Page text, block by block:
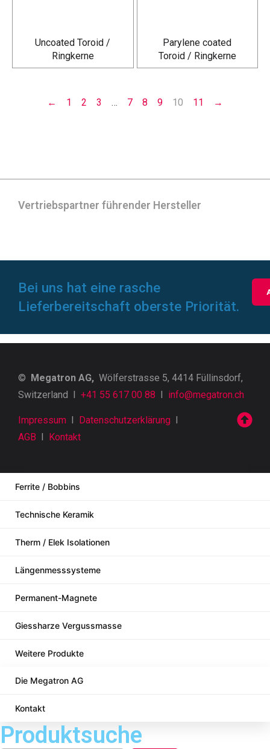
Uncoated Toroid /
Ringkerne
Parylene coated
Toroid / Ringkerne
← 1 2 3 … 7 8 9 10 11 →
Vertriebspartner führender Hersteller
Bei uns hat eine rasche
Lieferbereitschaft oberste Priorität.
© Megatron AG, Wölferstrasse 5, 4414 Füllinsdorf,
Switzerland I +41 55 617 00 88 I info@megatron.ch
Impressum I Datenschutzerklärung I
AGB I Kontakt
Ferrite / Bobbins
Technische Keramik
Therm / Elek Isolationen
Längenmesssysteme
Permanent-Magnete
Giessharze Vergussmasse
Weitere Produkte
Die Megatron AG
Kontakt
Produktsuche